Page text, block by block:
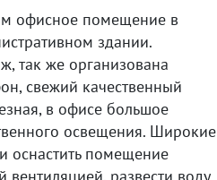
офисное помещение в
здании.
так же организована
свежий качественный
в офисе большое
освещения. Широкие
оснастить помещение